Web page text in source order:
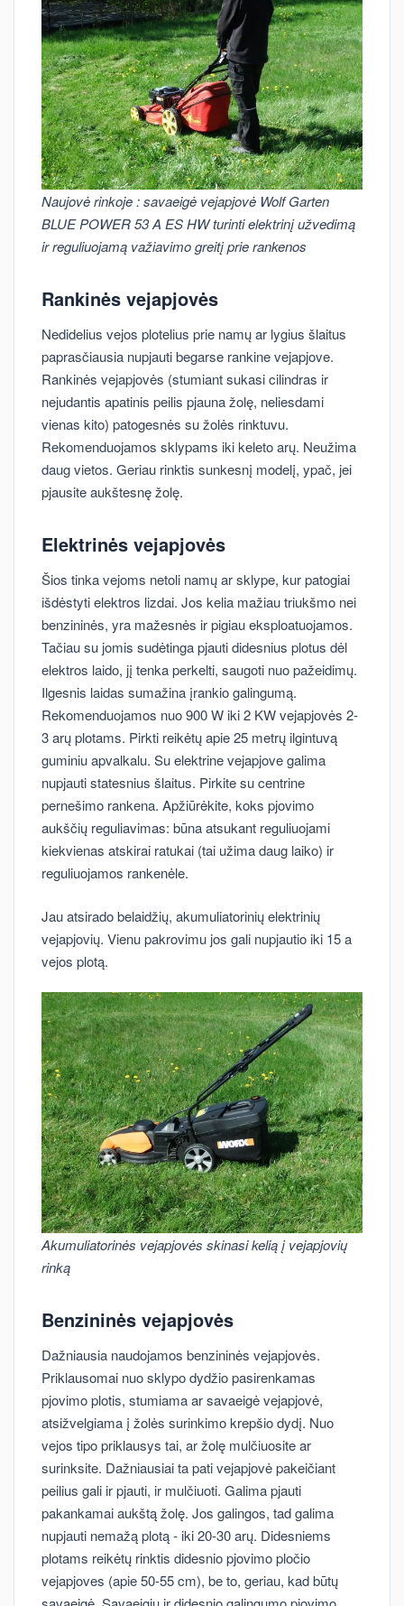
Naujovė rinkoje : savaeigė vejapjovė Wolf Garten
BLUE POWER 53 A ES HW turinti elektrinį užvedimą
ir reguliuojamą važiavimo greitį prie rankenos
Rankinės vejapjovės
Nedidelius vejos plotelius prie namų ar lygius šlaitus
paprasčiausia nupjauti begarse rankine vejapjove.
Rankinės vejapjovės (stumiant sukasi cilindras ir
nejudantis apatinis peilis pjauna žolę, neliesdami
vienas kito) patogesnės su žolės rinktuvu.
Rekomenduojamos sklypams iki keleto arų. Neužima
daug vietos. Geriau rinktis sunkesnį modelį, ypač, jei
pjausite aukštesnę žolę.
Elektrinės vejapjovės
Šios tinka vejoms netoli namų ar sklype, kur patogiai
išdėstyti elektros lizdai. Jos kelia mažiau triukšmo nei
benzininės, yra mažesnės ir pigiau eksploatuojamos.
Tačiau su jomis sudėtinga pjauti didesnius plotus dėl
elektros laido, jį tenka perkelti, saugoti nuo pažeidimų.
Ilgesnis laidas sumažina įrankio galingumą.
Rekomenduojamos nuo 900 W iki 2 KW vejapjovės 2-
3 arų plotams. Pirkti reikėtų apie 25 metrų ilgintuvą
guminiu apvalkalu. Su elektrine vejapjove galima
nupjauti statesnius šlaitus. Pirkite su centrine
pernešimo rankena. Apžiūrėkite, koks pjovimo
aukščių reguliavimas: būna atsukant reguliuojami
kiekvienas atskirai ratukai (tai užima daug laiko) ir
reguliuojamos rankenėle.
Jau atsirado belaidžių, akumuliatorinių elektrinių
vejapjovių. Vienu pakrovimu jos gali nupjautio iki 15 a
vejos plotą.
Akumuliatorinės vejapjovės skinasi kelią į vejapjovių
rinką
Benzininės vejapjovės
Dažniausia naudojamos benzininės vejapjovės.
Priklausomai nuo sklypo dydžio pasirenkamas
pjovimo plotis, stumiama ar savaeigė vejapjovė,
atsižvelgiama į žolės surinkimo krepšio dydį. Nuo
vejos tipo priklausys tai, ar žolę mulčiuosite ar
surinksite. Dažniausiai ta pati vejapjovė pakeičiant
peilius gali ir pjauti, ir mulčiuoti. Galima pjauti
pakankamai aukštą žolę. Jos galingos, tad galima
nupjauti nemažą plotą - iki 20-30 arų. Didesniems
plotams reikėtų rinktis didesnio pjovimo pločio
vejapjoves (apie 50-55 cm), be to, geriau, kad būtų